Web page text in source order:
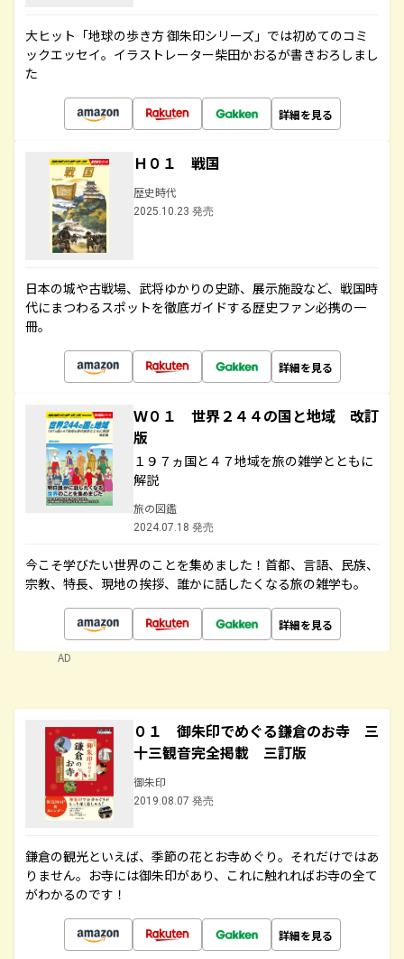
大ヒット「地球の歩き方 御朱印シリーズ」では初めてのコミ
ックエッセイ。イラストレーター柴田かおるが書きおろしまし
た
詳細を見る
Ｈ０１ 戦国
歴史時代
2025.10.23 発売
日本の城や古戦場、武将ゆかりの史跡、展示施設など、戦国時
代にまつわるスポットを徹底ガイドする歴史ファン必携の一
冊。
詳細を見る
Ｗ０１ 世界２４４の国と地域 改訂
版
１９７ヵ国と４７地域を旅の雑学とともに
解説
旅の図鑑
2024.07.18 発売
今こそ学びたい世界のことを集めました！首都、言語、民族、
宗教、特長、現地の挨拶、誰かに話したくなる旅の雑学も。
詳細を見る
AD
０１ 御朱印でめぐる鎌倉のお寺 三
十三観音完全掲載 三訂版
御朱印
2019.08.07 発売
鎌倉の観光といえば、季節の花とお寺めぐり。それだけではあ
りません。お寺には御朱印があり、これに触れればお寺の全て
がわかるのです！
詳細を見る